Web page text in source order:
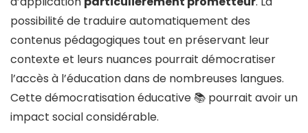
possibilité de traduire automatiquement des
contenus pédagogiques tout en préservant leur
contexte et leurs nuances pourrait démocratiser
l’accès à l’éducation dans de nombreuses langues.
Cette démocratisation éducative 📚 pourrait avoir un
impact social considérable.